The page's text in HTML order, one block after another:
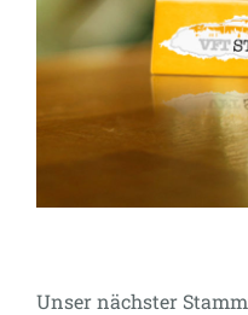
Unser nächster